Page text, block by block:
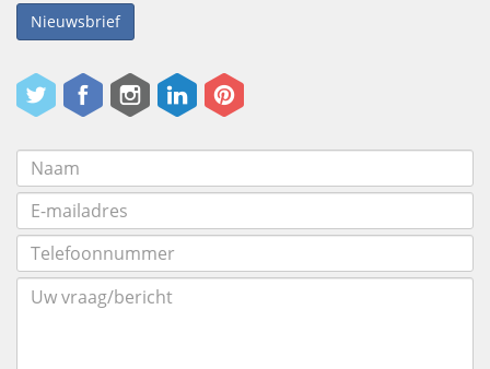
Nieuwsbrief